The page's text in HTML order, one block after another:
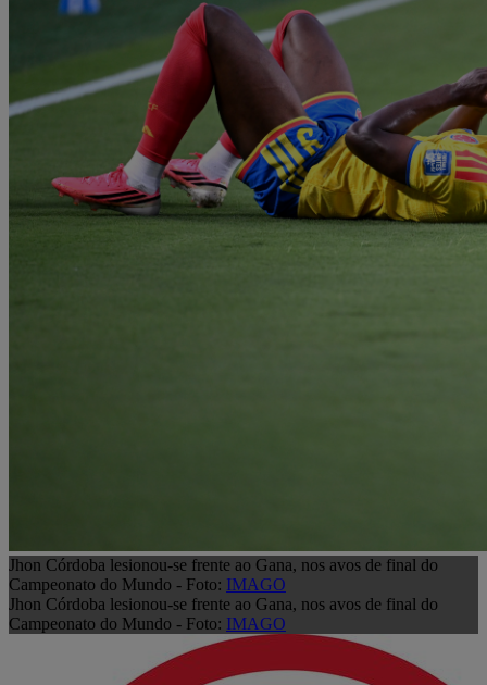
Jhon Córdoba lesionou-se frente ao Gana, nos avos de final do
Campeonato do Mundo - Foto: IMAGO
Jhon Córdoba lesionou-se frente ao Gana, nos avos de final do
Campeonato do Mundo - Foto: IMAGO